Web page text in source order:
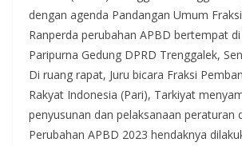
o
o
k
A
p
p
a
m
dengan agenda Pandangan Umum
Ranperda perubahan APBD bertempat
Paripurna Gedung DPRD Trenggalek,
Di ruang rapat, Juru bicara Fraksi
Rakyat Indonesia (Pari), Tarkiyat
penyusunan dan pelaksanaan peraturan
Perubahan APBD 2023 hendaknya